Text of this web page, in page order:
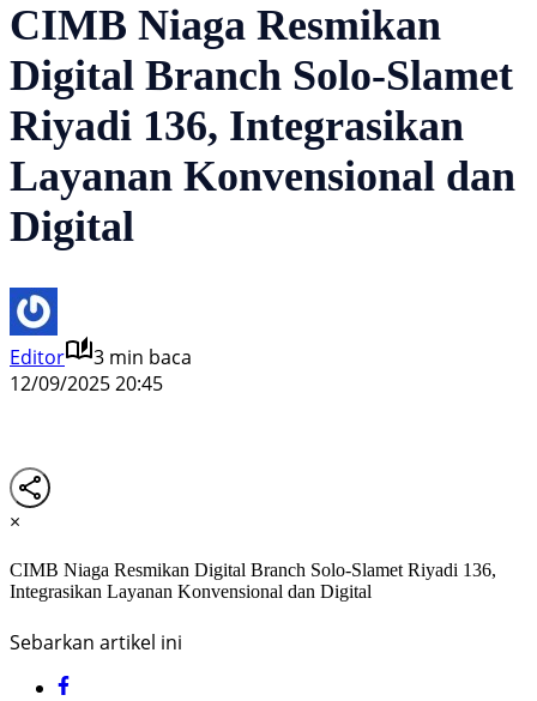
CIMB Niaga Resmikan
Digital Branch Solo-Slamet
Riyadi 136, Integrasikan
Layanan Konvensional dan
Digital
Editor
3 min baca
12/09/2025 20:45
×
CIMB Niaga Resmikan Digital Branch Solo-Slamet Riyadi 136,
Integrasikan Layanan Konvensional dan Digital
Sebarkan artikel ini